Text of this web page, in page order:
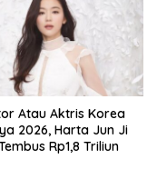
Atau Aktris Korea
2026, Harta Jun Ji
Rp1,8 Triliun